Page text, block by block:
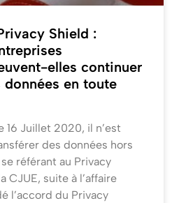
Shield :
elles continuer
données en toute
16 Juillet 2020, il n’est
des données hors
référant au Privacy
CJUE, suite à l’affaire
l’accord du Privacy